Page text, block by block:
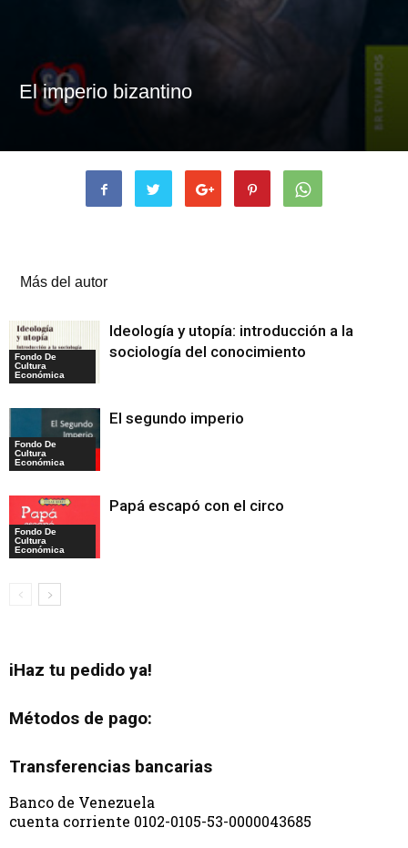
El imperio bizantino
Más del autor
Fondo De
Cultura
Económica
Ideología y utopía: introducción a la
sociología del conocimiento
Fondo De
Cultura
Económica
El segundo imperio
Fondo De
Cultura
Económica
Papá escapó con el circo
iHaz tu pedido ya!
Métodos de pago:
Transferencias bancarias
Banco de Venezuela
cuenta corriente 0102-0105-53-0000043685